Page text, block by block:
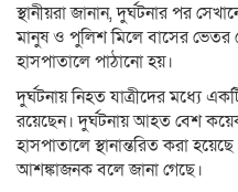
স্থানীয়রা জানান, দুর্ঘটনার পর
মানুষ ও পুলিশ মিলে বাসের
হাসপাতালে পাঠানো হয়।
দুর্ঘটনায় নিহত যাত্রীদের মধ্যে
রয়েছেন। দুর্ঘটনায় আহত বেশ
হাসপাতালে স্থানান্তরিত করা
আশঙ্কাজনক বলে জানা গেছে।